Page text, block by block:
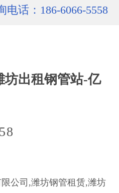
电话：186-6066-5558
坊出租钢管站-亿
公司,潍坊钢管租赁,潍坊